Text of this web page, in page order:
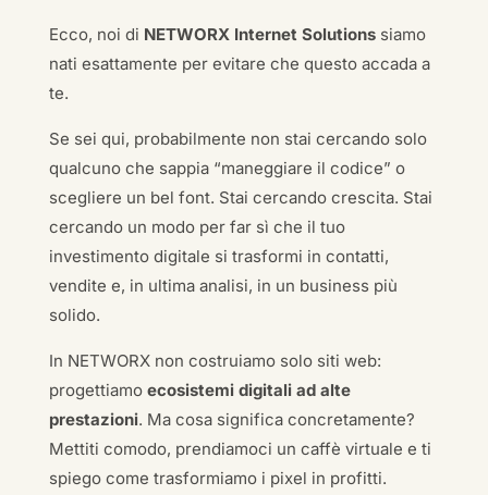
Ecco, noi di NETWORX Internet Solutionssiamo
nati esattamente per evitare che questo accada a
te.
Se sei qui, probabilmente non stai cercando solo
qualcuno che sappia “maneggiare il codice” o
scegliere un bel font. Stai cercando crescita. Stai
cercando un modo per far sì che il tuo
investimento digitale si trasformi in contatti,
vendite e, in ultima analisi, in un business più
solido.
In NETWORX non costruiamo solo siti web:
progettiamo ecosistemi digitali ad alte
prestazioni. Ma cosa significa concretamente?
Mettiti comodo, prendiamoci un caffè virtuale e ti
spiego come trasformiamo i pixel in profitti.